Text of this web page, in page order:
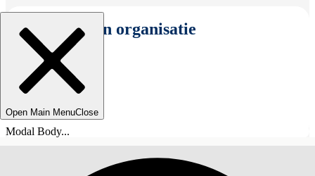
Selecteer een organisatie
Open Main MenuClose
Modal Body...